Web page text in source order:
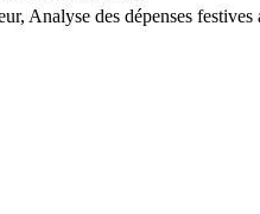
Analyse des dépenses